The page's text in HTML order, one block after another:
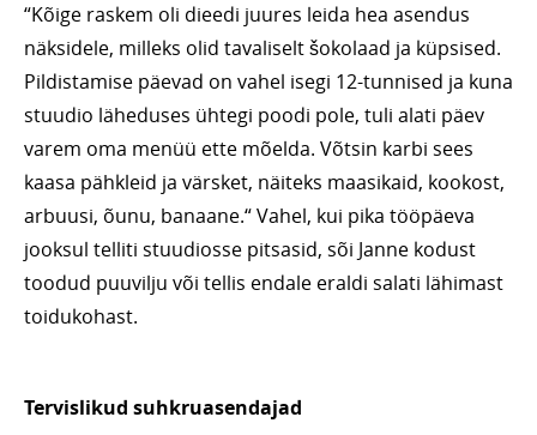
“Kõige raskem oli dieedi juures leida hea asendus
näksidele, milleks olid tavaliselt šokolaad ja küpsised.
Pildistamise päevad on vahel isegi 12-tunnised ja kuna
stuudio läheduses ühtegi poodi pole, tuli alati päev
varem oma menüü ette mõelda. Võtsin karbi sees
kaasa pähkleid ja värsket, näiteks maasikaid, kookost,
arbuusi, õunu, banaane.“ Vahel, kui pika tööpäeva
jooksul telliti stuudiosse pitsasid, sõi Janne kodust
toodud puuvilju või tellis endale eraldi salati lähimast
toidukohast.
Tervislikud suhkruasendajad